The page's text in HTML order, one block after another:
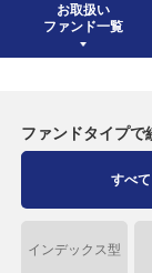
お取扱い
ファンド一覧
ファンドタイプで
すべて
インデックス型